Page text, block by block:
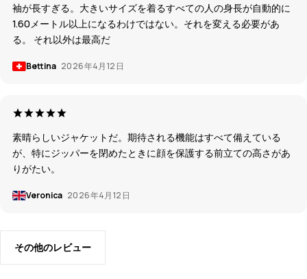
袖が長すぎる。大きいサイズを着るすべての人の身長が自動的に
1.60メートル以上になるわけではない。それを変える必要があ
る。 それ以外は最高だ
Bettina 2026年4月12日
素晴らしいジャケットだ。期待される機能はすべて備えている
が、特にジッパーを閉めたときに顔を保護する前立ての高さがあ
りがたい。
Veronica 2026年4月12日
その他のレビュー